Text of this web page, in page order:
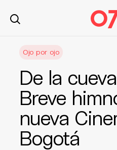
Ojo por ojo
De la
Breve
nueva
Bogotá